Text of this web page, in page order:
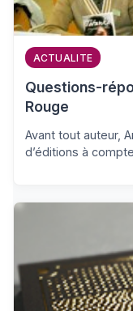
ACTUALITE
Questions-
Rouge
Avant tout auteur,
d’éditions à